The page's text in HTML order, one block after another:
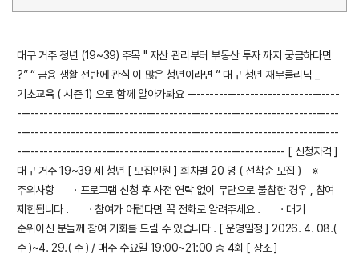
대구 거주 청년 (19~39) 주목 " 자산 관리부터 부동산 투자 까지 궁금하다면
?” “ 금융 생활 전반에 관심 이 많은 청년이라면 ” 대구 청년 재무클리닉 _
기초교육 ( 시즌 1) 으로 함께 알아가봐요 ----------------------------------
------------------------------------------------------------------------
------------------------------------------------------------------------
------------------------------------------------------------ [ 신청자격 ]
대구 거주 19~39 세 청년 [ 모집인원 ] 회차별 20 명 ( 선착순 모집 ) ※
주의사항 · 프로그램 신청 후 사전 연락 없이 무단으로 불참한 경우 , 참여
제한됩니다 . · 참여가 어렵다면 꼭 전화로 알려주세요 . · 대기
순위이신 분들께 참여 기회를 드릴 수 있습니다 . [ 운영일정 ] 2026. 4. 08.(
수 )~4. 29.( 수 ) / 매주 수요일 19:00~21:00 총 4회 [ 장소 ]